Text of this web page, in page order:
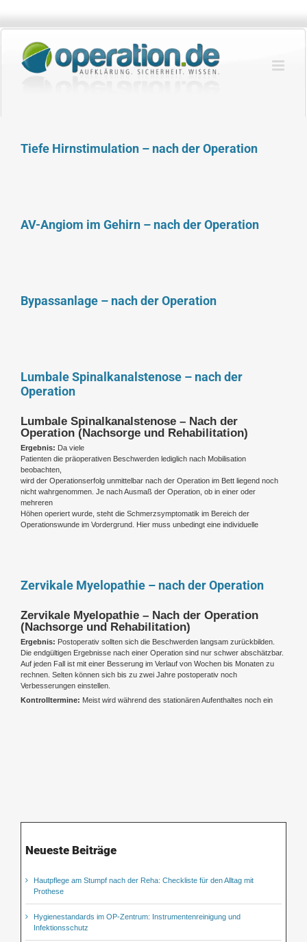
springen
Tiefe Hirnstimulation – nach der Operation
AV-Angiom im Gehirn – nach der Operation
Bypassanlage – nach der Operation
Lumbale Spinalkanalstenose – nach der
Operation
Lumbale Spinalkanalstenose – Nach der
Operation (Nachsorge und Rehabilitation)
Ergebnis: Da viele
Patienten die präoperativen Beschwerden lediglich nach Mobilisation
beobachten,
wird der Operationserfolg unmittelbar nach der Operation im Bett liegend noch
nicht wahrgenommen. Je nach Ausmaß der Operation, ob in einer oder
mehreren
Höhen operiert wurde, steht die Schmerzsymptomatik im Bereich der
Operationswunde im Vordergrund. Hier muss unbedingt eine individuelle
Zervikale Myelopathie – nach der Operation
Zervikale Myelopathie – Nach der Operation
(Nachsorge und Rehabilitation)
Ergebnis: Postoperativ sollten sich die Beschwerden langsam zurückbilden.
Die endgültigen Ergebnisse nach einer Operation sind nur schwer abschätzbar.
Auf jeden Fall ist mit einer Besserung im Verlauf von Wochen bis Monaten zu
rechnen. Selten können sich bis zu zwei Jahre postoperativ noch
Verbesserungen einstellen.
Kontrolltermine: Meist wird während des stationären Aufenthaltes noch ein
Neueste Beiträge
Hautpflege am Stumpf nach der Reha: Checkliste für den Alltag mit
Prothese
Hygienestandards im OP-Zentrum: Instrumentenreinigung und
Infektionsschutz